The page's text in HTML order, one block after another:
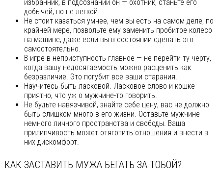
избранник, в подсознании он — охотник, станьте его
добычей, но не легкой.
Не стоит казаться умнее, чем вы есть на самом деле, по
крайней мере, позвольте ему заменить пробитое колесо
на машине, даже если вы в состоянии сделать это
самостоятельно.
В игре в неприступность главное — не перейти ту черту,
когда вашу недосягаемость можно расценить как
безразличие. Это погубит все ваши старания.
Научитесь быть ласковой. Ласковое слово и кошке
приятно, что уж о мужчине-то говорить.
Не будьте навязчивой, знайте себе цену, вас не должно
быть слишком много в его жизни. Оставьте мужчине
немного личного пространства и свободы. Ваша
прилипчивость может отяготить отношения и внести в
них дискомфорт.
КАК ЗАСТАВИТЬ МУЖА БЕГАТЬ ЗА ТОБОЙ?